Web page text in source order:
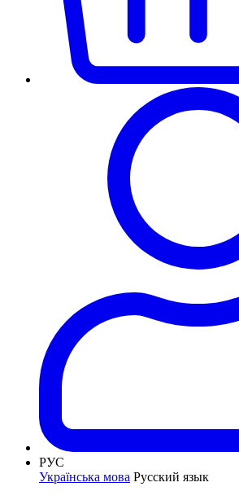
РУС
Українська мова Русский язык